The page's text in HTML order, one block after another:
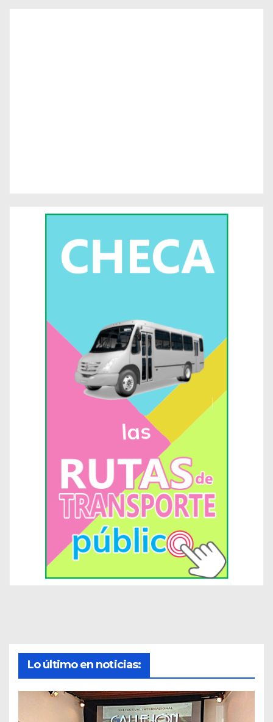
Lo último en noticias: